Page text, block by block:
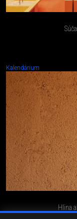
Kalendárium
Hlina